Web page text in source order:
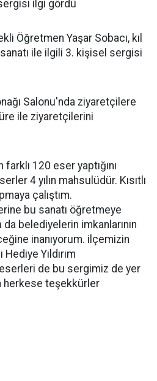
ilgi gördü
Öğretmen Yaşar Sobacı, kıl
ile ilgili 3. kişisel sergisi
Salonu'nda ziyaretçilere
ile ziyaretçilerini
120 eser yaptığını
4 yılın mahsulüdür. Kısıtlı
çalıştım.
bu sanatı öğretmeye
da belediyelerin imkanlarının
inanıyorum. ilçemizin
Yıldırım
de bu sergimiz de yer
herkese teşekkürler